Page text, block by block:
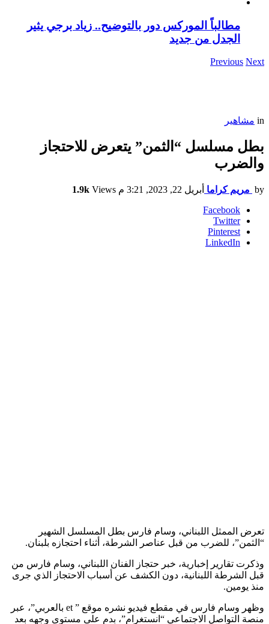
مطالباً الموركس دور بالتوضيح.. زياد برجي يثير
الجدل من جديد
Previous Next
in مشاهير
بطل مسلسل “الثمن” يتعرض للاحتجاز
والضرب
by مريم كراما أبريل 22, 2023, 3:21 م 1.9k Views
Facebook
Twitter
Pinterest
LinkedIn
تعرض الممثل اللبناني، وسام فارس بطل المسلسل الشهير
“الثمن”، للضرب من قبل عناصر الشرطة، أثناء احتجازه بلبنان.
وذكرت تقارير إخبارية، خبر حتجاز الفنان اللبناني، وسام فارس من
قبل الشرطة اللبنانية، دون الكشف عن أسباب الاحتجاز الذي جرى
منذ يومين.
وظهر وسام فارس في مقطع فيديو نشره موقع ” et بالعربي”، عبر
منصة التواصل الاجتماعي “انستغرام”، بدم على مستوى وجهه بعد